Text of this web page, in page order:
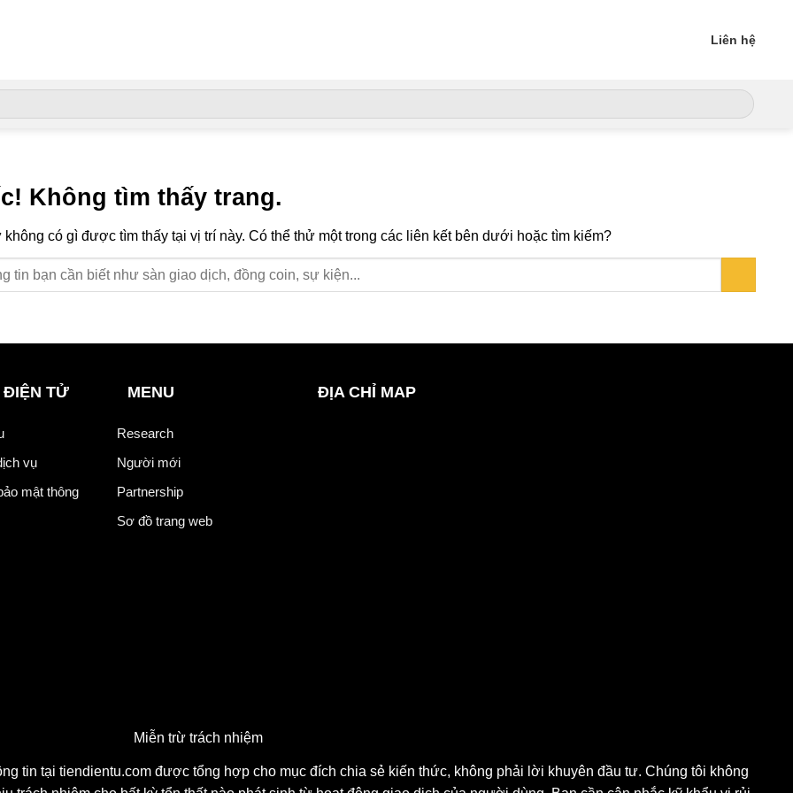
Liên hệ
Không tìm thấy trang.
có gì được tìm thấy tại vị trí này. Có thể thử một trong các liên kết bên dưới hoặc tìm kiếm?
ĐIỆN TỬ
vụ
mật thông
MENU
Research
Người mới
Partnership
Sơ đồ trang web
ĐỊA CHỈ MAP
Miễn trừ trách nhiệm
tin tại tiendientu.com được tổng hợp cho mục đích chia sẻ kiến thức, không phải lời khuyên đầu tư. Chúng